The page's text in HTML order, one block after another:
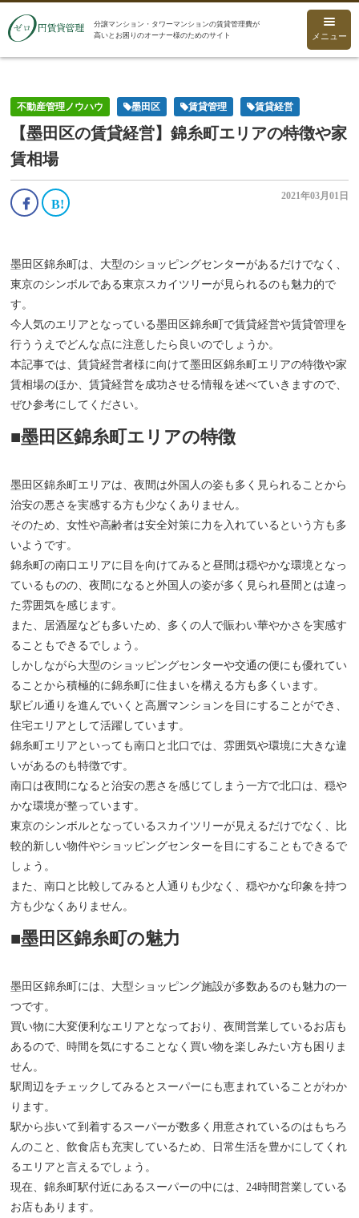
メニュー
分譲マンション・タワーマンションの賃貸管理費が
高いとお困りのオーナー様のためのサイト
不動産管理ノウハウ 墨田区 賃貸管理 賃貸経営
【墨田区の賃貸経営】錦糸町エリアの特徴や家
賃相場
2021年03月01日
墨田区錦糸町は、大型のショッピングセンターがあるだけでなく、
東京のシンボルである東京スカイツリーが見られるのも魅力的で
す。
今人気のエリアとなっている墨田区錦糸町で賃貸経営や賃貸管理を
行ううえでどんな点に注意したら良いのでしょうか。
本記事では、賃貸経営者様に向けて墨田区錦糸町エリアの特徴や家
賃相場のほか、賃貸経営を成功させる情報を述べていきますので、
ぜひ参考にしてください。
■墨田区錦糸町エリアの特徴
墨田区錦糸町エリアは、夜間は外国人の姿も多く見られることから
治安の悪さを実感する方も少なくありません。
そのため、女性や高齢者は安全対策に力を入れているという方も多
いようです。
錦糸町の南口エリアに目を向けてみると昼間は穏やかな環境となっ
ているものの、夜間になると外国人の姿が多く見られ昼間とは違っ
た雰囲気を感じます。
また、居酒屋なども多いため、多くの人で賑わい華やかさを実感す
ることもできるでしょう。
しかしながら大型のショッピングセンターや交通の便にも優れてい
ることから積極的に錦糸町に住まいを構える方も多くいます。
駅ビル通りを進んでいくと高層マンションを目にすることができ、
住宅エリアとして活躍しています。
錦糸町エリアといっても南口と北口では、雰囲気や環境に大きな違
いがあるのも特徴です。
南口は夜間になると治安の悪さを感じてしまう一方で北口は、穏や
かな環境が整っています。
東京のシンボルとなっているスカイツリーが見えるだけでなく、比
較的新しい物件やショッピングセンターを目にすることもできるで
しょう。
また、南口と比較してみると人通りも少なく、穏やかな印象を持つ
方も少なくありません。
■墨田区錦糸町の魅力
墨田区錦糸町には、大型ショッピング施設が多数あるのも魅力の一
つです。
買い物に大変便利なエリアとなっており、夜間営業しているお店も
あるので、時間を気にすることなく買い物を楽しみたい方も困りま
せん。
駅周辺をチェックしてみるとスーパーにも恵まれていることがわか
ります。
駅から歩いて到着するスーパーが数多く用意されているのはもちろ
んのこと、飲食店も充実しているため、日常生活を豊かにしてくれ
るエリアと言えるでしょう。
現在、錦糸町駅付近にあるスーパーの中には、24時間営業している
お店もあります。